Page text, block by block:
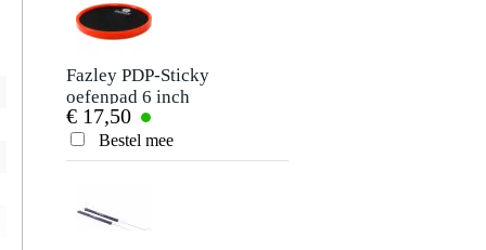
Vertaal naar het Nederlands
Fazley PDP-Sticky
oefenpad 6 inch
€ 17,50
Bestel mee